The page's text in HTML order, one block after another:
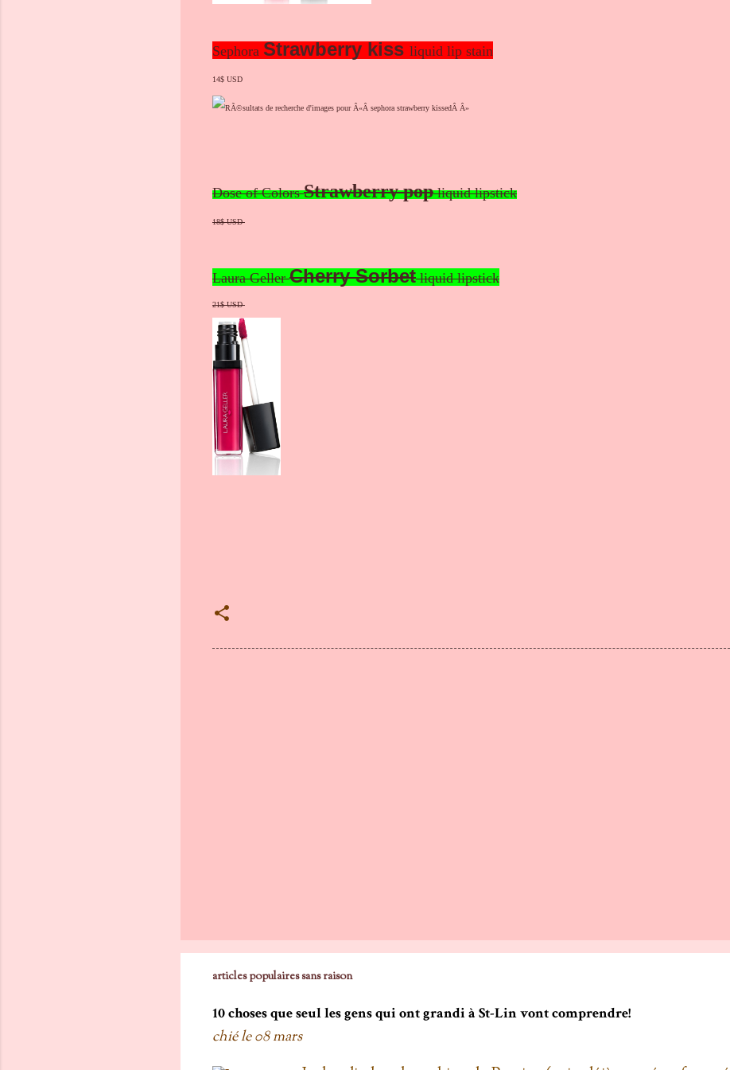
Sephora Strawberry kiss liquid lip stain
14$ USD
Dose of ColorsStrawberry popliquid lipstick
18$ USD
Laura GellerCherry Sorbetliquid lipstick
21$ USD
articles populaires sans raison
10 choses que seul les gens qui ont grandi à St-Lin vont comprendre!
chié le08 mars